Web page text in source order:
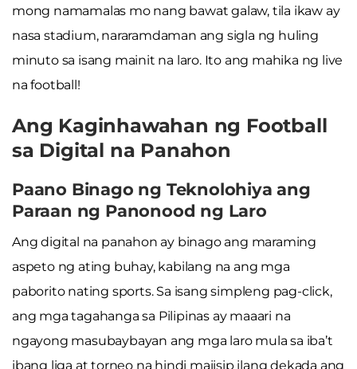
mong namamalas mo nang bawat galaw, tila ikaw ay
nasa stadium, nararamdaman ang sigla ng huling
minuto sa isang mainit na laro. Ito ang mahika ng live
na football!
Ang Kaginhawahan ng Football
sa Digital na Panahon
Paano Binago ng Teknolohiya ang
Paraan ng Panonood ng Laro
Ang digital na panahon ay binago ang maraming
aspeto ng ating buhay, kabilang na ang mga
paborito nating sports. Sa isang simpleng pag-click,
ang mga tagahanga sa Pilipinas ay maaari na
ngayong masubaybayan ang mga laro mula sa iba’t
ibang liga at torneo na hindi maiisip ilang dekada ang